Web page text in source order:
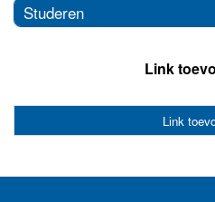
Studeren
Link
Link